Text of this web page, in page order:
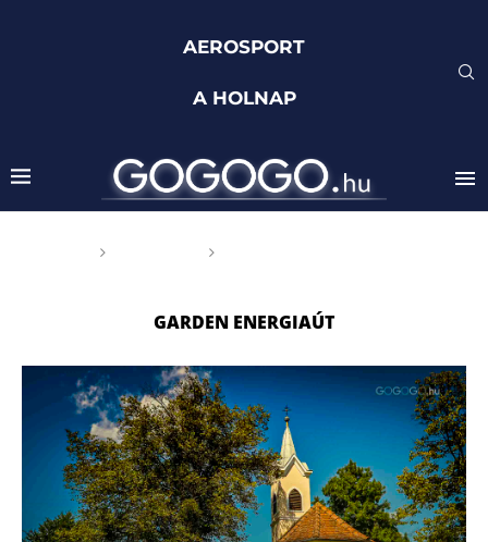
AEROSPORT
A HOLNAP
GARDEN ENERGIAÚT